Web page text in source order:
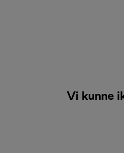
Vi kunne